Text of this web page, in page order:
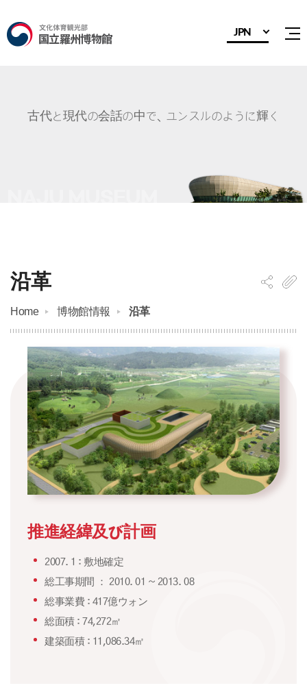
JPN
古代と現代の会話の中で、ユンスルのように輝く
沿革
Home 博物館情報 沿革
推進経緯及び計画
2007. 1 : 敷地確定
総工事期間 ： 2010. 01 ~ 2013. 08
総事業費 : 417億ウォン
総面積 : 74,272㎡
建築面積 : 11,086.34㎡